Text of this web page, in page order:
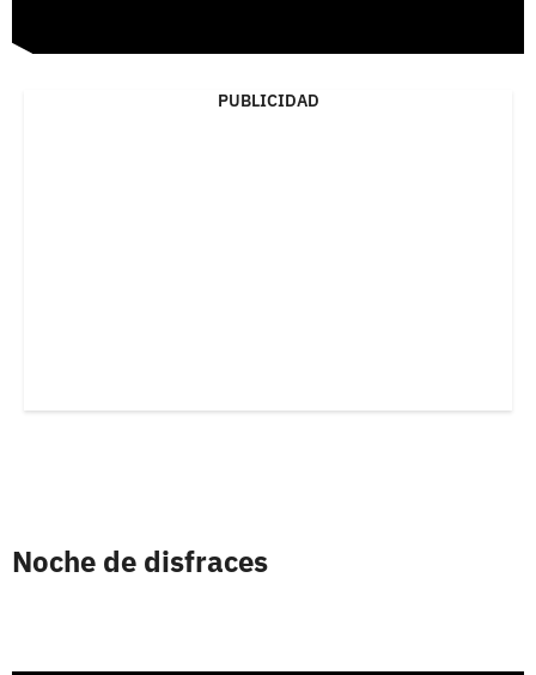
PUBLICIDAD
Noche de disfraces